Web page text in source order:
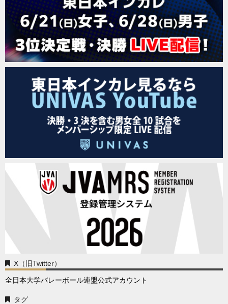
X（旧Twitter）
全日本大学バレーボール連盟公式アカウント
タグ